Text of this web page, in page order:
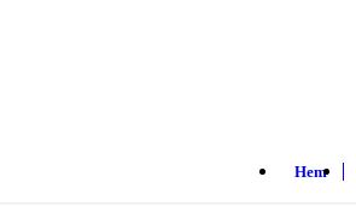
Hem